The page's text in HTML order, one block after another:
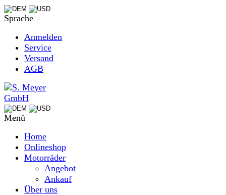
Sprache
Anmelden
Service
Versand
AGB
Menü
Home
Onlineshop
Motorräder
Angebot
Ankauf
Über uns